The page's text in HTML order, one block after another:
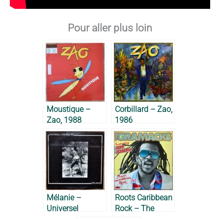
Pour aller plus loin
Moustique –
Zao, 1988
Corbillard – Zao,
1986
Mélanie –
Universel
Roots Caribbean
Rock – The